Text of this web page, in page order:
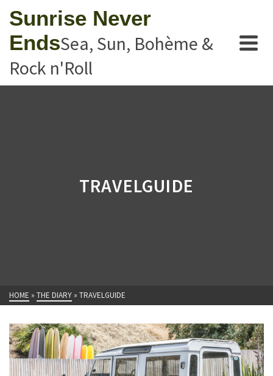
Sunrise Never
EndsSea, Sun, Bohème &
Rock n'Roll
TRAVELGUIDE
HOME » THE DIARY » TRAVELGUIDE